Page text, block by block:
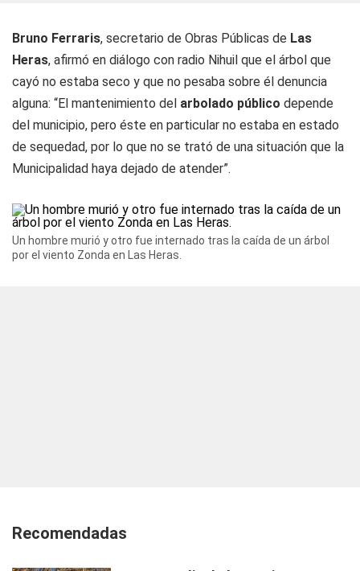
Bruno Ferraris, secretario de Obras Públicas de Las
Heras, afirmó en diálogo con radio Nihuil que el árbol que
cayó no estaba seco y que no pesaba sobre él denuncia
alguna: “El mantenimiento del arbolado público depende
del municipio, pero éste en particular no estaba en estado
de sequedad, por lo que no se trató de una situación que la
Municipalidad haya dejado de atender”.
Un hombre murió y otro fue internado tras la caída de un árbol
por el viento Zonda en Las Heras.
Recomendadas